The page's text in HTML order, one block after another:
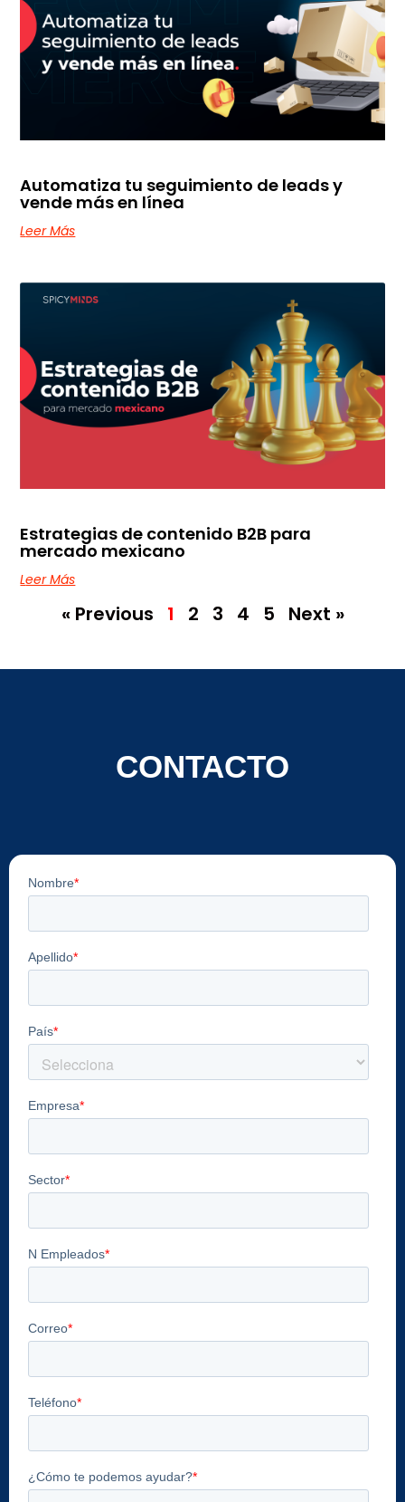
Automatiza tu seguimiento de leads y
vende más en línea
Leer Más
Estrategias de contenido B2B para
mercado mexicano
Leer Más
« Previous 1 2 3 4 5 Next »
CONTACTO